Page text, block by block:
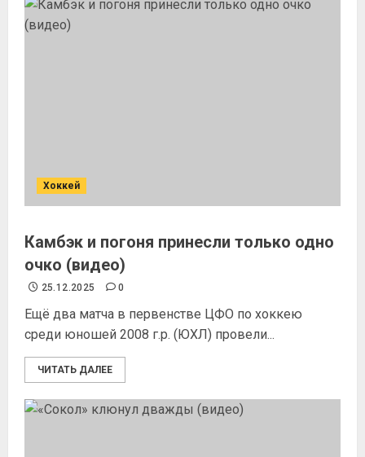
Хоккей
Камбэк и погоня принесли только одно
очко (видео)
25.12.2025 0
Ещё два матча в первенстве ЦФО по хоккею
среди юношей 2008 г.р. (ЮХЛ) провели...
ЧИТАТЬ ДАЛЕЕ